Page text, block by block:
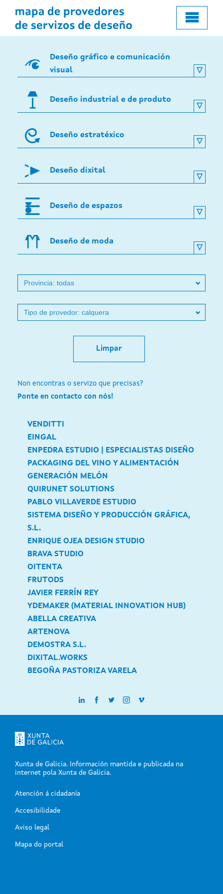
contido
Deseño gráfico e comunicación
visual
Deseño industrial e de produto
Deseño estratéxico
Deseño dixital
Deseño de espazos
Deseño de moda
Limpar
Non encontras o servizo que precisas?
Ponte en contacto con nós!
VENDITTI
EINGAL
ENPEDRA ESTUDIO | ESPECIALISTAS DISEÑO
PACKAGING DEL VINO Y ALIMENTACIÓN
GENERACIÓN MELÓN
QUIRUNET SOLUTIONS
PABLO VILLAVERDE ESTUDIO
SISTEMA DISEÑO Y PRODUCCIÓN GRÁFICA,
S.L.
ENRIQUE OJEA DESIGN STUDIO
BRAVA STUDIO
OITENTA
FRUTODS
JAVIER FERRÍN REY
YDEMAKER (MATERIAL INNOVATION HUB)
ABELLA CREATIVA
ARTENOVA
DEMOSTRA S.L.
DIXITAL.WORKS
BEGOÑA PASTORIZA VARELA
Xunta de Galicia. Información mantida e publicada na
internet pola Xunta de Galicia.
Atención á cidadanía
Accesibilidade
Aviso legal
Mapa do portal